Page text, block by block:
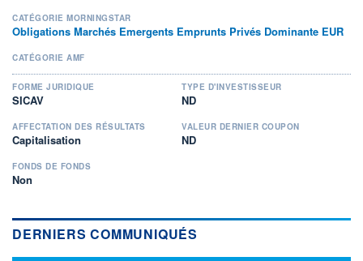
CATÉGORIE MORNINGSTAR
Obligations Marchés Emergents Emprunts Privés Dominante EUR
CATÉGORIE AMF
FORME JURIDIQUE
SICAV
TYPE D'INVESTISSEUR
ND
AFFECTATION DES RÉSULTATS
Capitalisation
VALEUR DERNIER COUPON
ND
FONDS DE FONDS
Non
DERNIERS COMMUNIQUÉS